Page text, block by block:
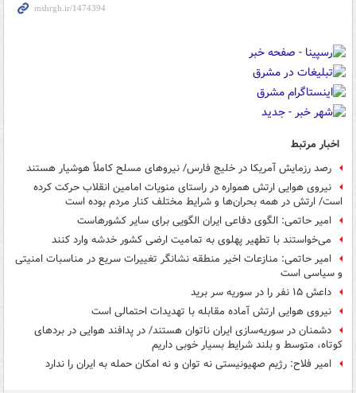
اخبار مرتبط
رصد رزمایش آمریکا در خلیج فارس/ نیروهای مسلح کاملاً هوشیار هستند
نیروی هوایی ارتش همواره در راستای منویات امامین انقلاب حرکت کرده
است/ ارتش در همه بحران‌ها و شرایط مختلف کنار مردم بوده است
امیر حاتمی: الگوی دفاعی ایران الگویی برای سایر کشورهاست
می‌خواستند با تطهیر پهلوی به تمامیت ارضی کشور خدشه وارد کنند
امیر حاتمی: منازعات اخیر منطقه نشانگر تغییرات سریع در مناسبات امنیتی
و سیاسی است
داعش ۱۵ نفر را در سوریه سر برید
نیروی هوایی ارتش آماده مقابله با تهدیدات احتمالی است
دشمنان در سوریه‌سازی ایران ناتوان هستند/ در پدافند هوایی در بردهای
کوتاه، متوسط و بلند شرایط بسیار خوبی داریم
امیر فلاح: رژیم صهیونیستی نه توان و نه امکان حمله به ایران را ندارد